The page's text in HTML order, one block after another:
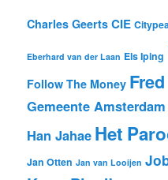
Charles Geerts CIE
Eberhard van der Laan Els Iping
Follow The Money
Gemeente Amsterdam
Han Jahae Het
Jan Otten Jan van Looijen